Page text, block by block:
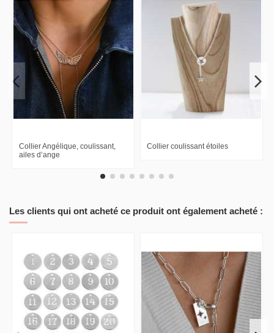
Collier Angélique, coulissant,
ailes d’ange
Collier coulissant étoiles
Les clients qui ont acheté ce produit ont également acheté :